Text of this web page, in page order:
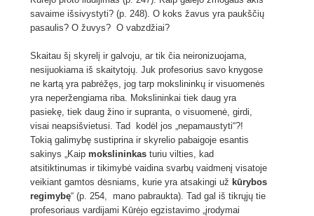
savaime išsivystyti? (p. 248). O koks žavus yra paukščių
pasaulis? O žuvys? O vabzdžiai?
Skaitau šį skyrelį ir galvoju, ar tik čia neironizuojama,
nesijuokiama iš skaitytojų. Juk profesorius savo knygose
ne kartą yra pabrėžęs, jog tarp mokslininkų ir visuomenės
yra neperžengiama riba. Mokslininkai tiek daug yra
pasiekę, tiek daug žino ir supranta, o visuomenė, girdi,
visai neapsišvietusi. Tad kodėl jos „nepamaustyti“?!
Tokią galimybę sustiprina ir skyrelio pabaigoje esantis
sakinys „Kaip mokslininkasturiu vilties, kad
atsitiktinumas ir tikimybė vaidina svarbų vaidmenį visatoje
veikiant gamtos dėsniams, kurie yra atsakingi už kūrybos
regimybę“ (p. 254, mano pabraukta). Tad gal iš tikrųjų tie
profesoriaus vardijami Kūrėjo egzistavimo „įrodymai